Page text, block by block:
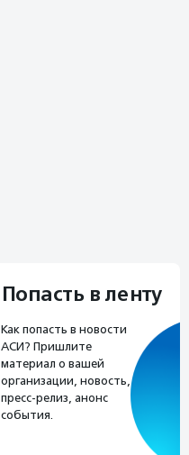
Попасть в ленту
Как попасть в новости
АСИ? Пришлите
материал о вашей
организации, новость,
пресс-релиз, анонс
события.